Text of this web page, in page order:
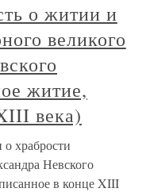
о житии и
великого
житие,
века)
храбрости
Невского
в конце XIII